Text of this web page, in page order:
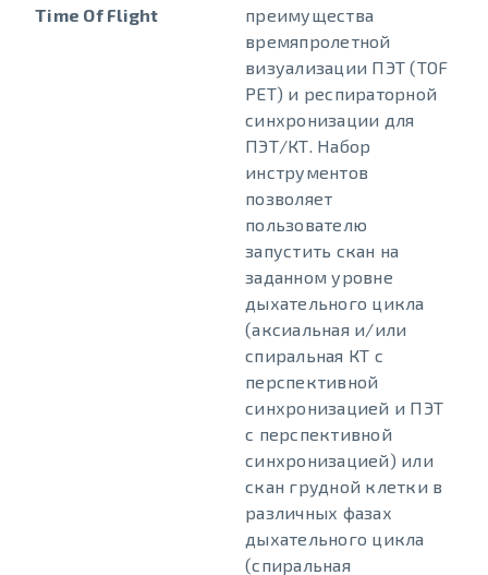
Time Of Flight
преимущества
времяпролетной
визуализации ПЭТ (TOF
PET) и респираторной
синхронизации для
ПЭТ/КТ. Набор
инструментов
позволяет
пользователю
запустить скан на
заданном уровне
дыхательного цикла
(аксиальная и/или
спиральная КТ с
перспективной
синхронизацией и ПЭТ
с перспективной
синхронизацией) или
скан грудной клетки в
различных фазах
дыхательного цикла
(спиральная